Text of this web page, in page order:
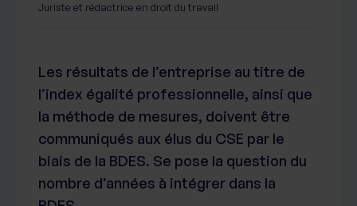
Les résultats de l’entreprise au titre de
l’index égalité professionnelle, ainsi que
la méthode de mesures, doivent être
communiqués aux élus du CSE par le
biais de la BDES. Se pose la question du
nombre d’années à intégrer dans la
Juriste et rédactrice en droit du travail